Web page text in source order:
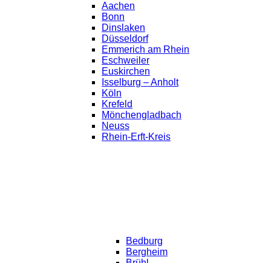
Aachen
Bonn
Dinslaken
Düsseldorf
Emmerich am Rhein
Eschweiler
Euskirchen
Isselburg – Anholt
Köln
Krefeld
Mönchengladbach
Neuss
Rhein-Erft-Kreis
Bedburg
Bergheim